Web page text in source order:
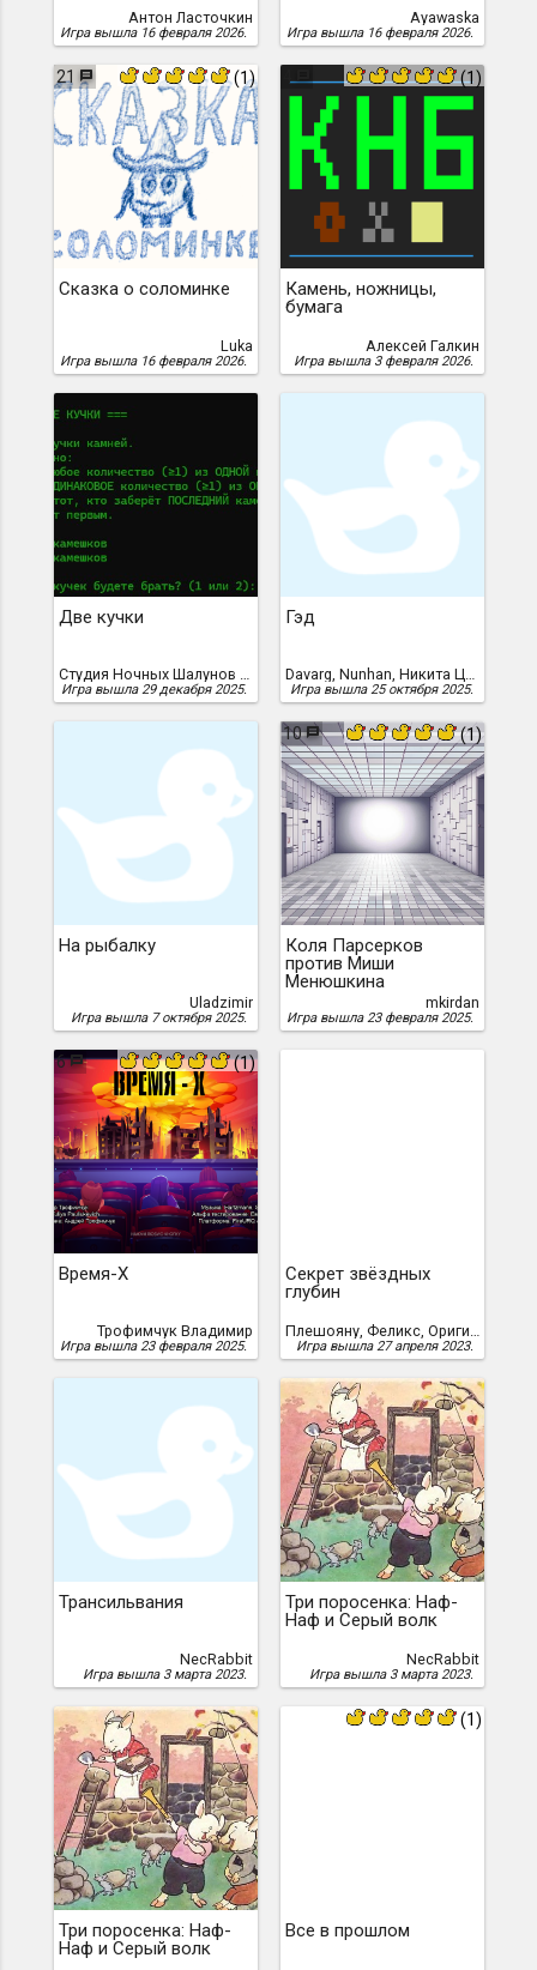
Антон Ласточкин
Игра вышла 16 февраля 2026.
Ayawaska
Игра вышла 16 февраля 2026.
21 (1)
Сказка о соломинке
Luka
Игра вышла 16 февраля 2026.
(1)
Камень, ножницы,
бумага
Алексей Галкин
Игра вышла 3 февраля 2026.
Две кучки
Студия Ночных Шалунов Дискорда
Игра вышла 29 декабря 2025.
Гэд
Davarg, Nunhan, Никита Цейковец, 2006 год, Davarg and Nunhan
Игра вышла 25 октября 2025.
На рыбалку
Uladzimir
Игра вышла 7 октября 2025.
10 (1)
Коля Парсерков
против Миши
Менюшкина
mkirdan
Игра вышла 23 февраля 2025.
6 (1)
Время-X
Трофимчук Владимир
Игра вышла 23 февраля 2025.
Секрет звёздных
глубин
Плешояну, Феликс, Оригинал: Феликс Плешояну (Felix Pleşoianu), Перевод: Алексей Галкин, Феликс Плешояну
Игра вышла 27 апреля 2023.
Трансильвания
NecRabbit
Игра вышла 3 марта 2023.
Три поросенка: Наф-
Наф и Серый волк
NecRabbit
Игра вышла 3 марта 2023.
Три поросенка: Наф-
Наф и Серый волк
(1)
Все в прошлом